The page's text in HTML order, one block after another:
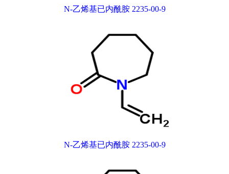
N-乙烯基已内酰胺 2235-00-9
N-乙烯基已内酰胺 2235-00-9